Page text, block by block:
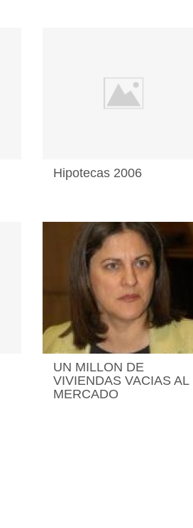
Hipotecas 2006
UN MILLON DE
VIVIENDAS VACIAS AL
MERCADO